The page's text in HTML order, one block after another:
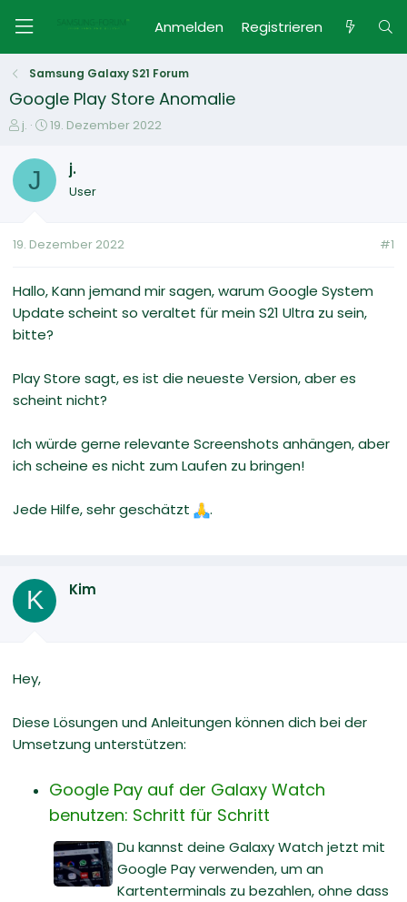
Anmelden Registrieren
Samsung Galaxy S21 Forum
Google Play Store Anomalie
E
s
e
e
j.
E
s
e
t
m
19. Dezember 2022
J j.
User
19. Dezember 2022 #1
Hallo, Kann jemand mir sagen, warum Google System
Update scheint so veraltet für mein S21 Ultra zu sein,
bitte?
Play Store sagt, es ist die neueste Version, aber es
scheint nicht?
Ich würde gerne relevante Screenshots anhängen, aber
ich scheine es nicht zum Laufen zu bringen!
Jede Hilfe, sehr geschätzt .
K Kim
Hey,
Diese Lösungen und Anleitungen können dich bei der
Umsetzung unterstützen:
Google Pay auf der Galaxy Watch
benutzen: Schritt für Schritt
Du kannst deine Galaxy Watch jetzt mit
Google Pay verwenden, um an
Kartenterminals zu bezahlen, ohne dass